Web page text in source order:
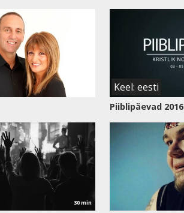
Keel: eesti
Piiblipäevad 2016
30 min